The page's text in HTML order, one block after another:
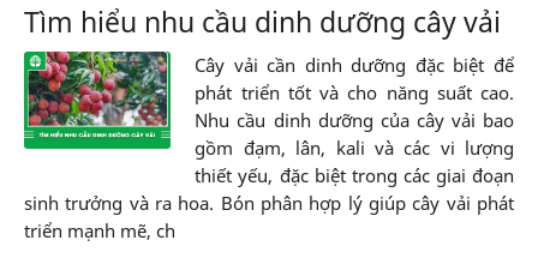
Tìm hiểu nhu cầu dinh dưỡng cây vải
Cây vải cần dinh dưỡng đặc biệt để
phát triển tốt và cho năng suất cao.
Nhu cầu dinh dưỡng của cây vải bao
gồm đạm, lân, kali và các vi lượng
thiết yếu, đặc biệt trong các giai đoạn
sinh trưởng và ra hoa. Bón phân hợp lý giúp cây vải phát
triển mạnh mẽ, ch